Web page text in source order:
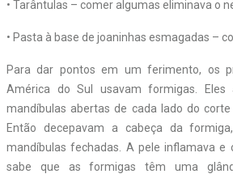
• Tarântulas – comer algumas eliminava o
• Pasta à base de joaninhas esmagadas –
Para dar pontos em um ferimento, os
América do Sul usavam formigas. Eles
mandíbulas abertas de cada lado do
Então decepavam a cabeça da
mandíbulas fechadas. A pele inflamava e
sabe que as formigas têm uma